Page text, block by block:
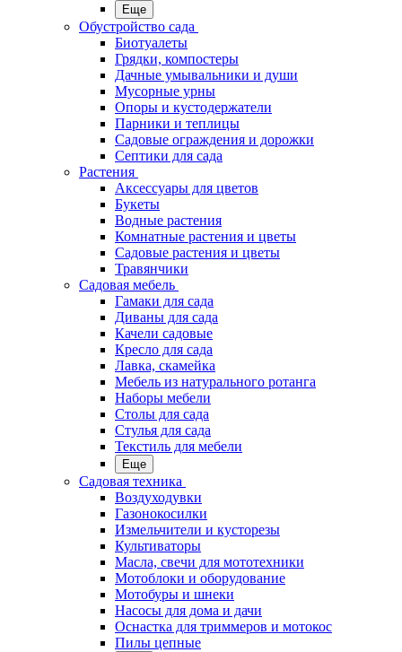
Еще
Обустройство сада
Биотуалеты
Грядки, компостеры
Дачные умывальники и души
Мусорные урны
Опоры и кустодержатели
Парники и теплицы
Садовые ограждения и дорожки
Септики для сада
Растения
Аксессуары для цветов
Букеты
Водные растения
Комнатные растения и цветы
Садовые растения и цветы
Травянчики
Садовая мебель
Гамаки для сада
Диваны для сада
Качели садовые
Кресло для сада
Лавка, скамейка
Мебель из натурального ротанга
Наборы мебели
Столы для сада
Стулья для сада
Текстиль для мебели
Еще
Садовая техника
Воздуходувки
Газонокосилки
Измельчители и кусторезы
Культиваторы
Масла, свечи для мототехники
Мотоблоки и оборудование
Мотобуры и шнеки
Насосы для дома и дачи
Оснастка для триммеров и мотокос
Пилы цепные